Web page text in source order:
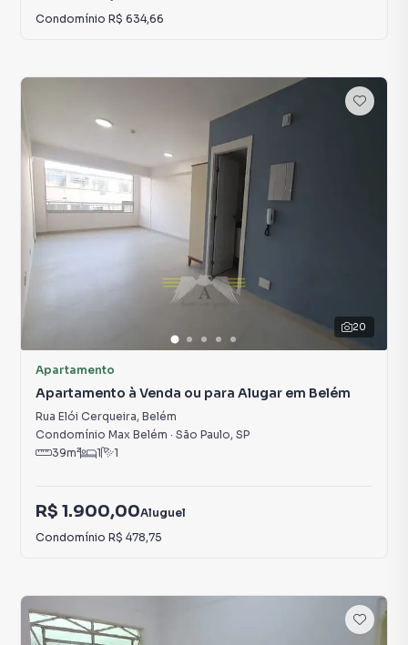
Condomínio R$ 634,66
20
Apartamento
Apartamento à Venda ou para Alugar em Belém
Rua Elói Cerqueira, Belém
Condomínio Max Belém · São Paulo, SP
39m² 1 1
R$ 1.900,00Aluguel
Condomínio R$ 478,75